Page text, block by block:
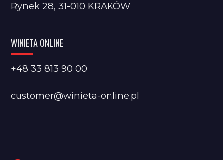
Rynek 28, 31-010 KRAKÓW
WINIETA ONLINE
+48 33 813 90 00
customer@winieta-online.pl